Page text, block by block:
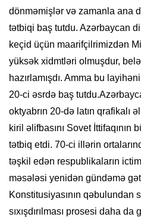
dönməmişlər və zamanla ana
tətbiqi baş tutdu. Azərbaycan
keçid üçün maarifçilrimizdən
yüksək xidmtləri olmuşdur,
hazırlamışdı. Amma bu
20-ci əsrdə baş
oktyabrın 20-də latın qrafikalı
kiril əlifbasını Sovet
tətbiq etdi. 70-ci illərin
təşkil edən respublikaların
məsələsi yenidən gündəmə
Konstitusiyasının qəbulundan
sıxışdırılması prosesi daha